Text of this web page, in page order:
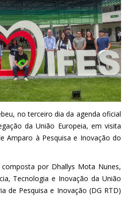
no terceiro dia da agenda oficial
da União Europeia, em visita
Amparo à Pesquisa e Inovação do
por Dhallys Mota Nunes,
Tecnologia e Inovação da União
de Pesquisa e Inovação (DG RTD)